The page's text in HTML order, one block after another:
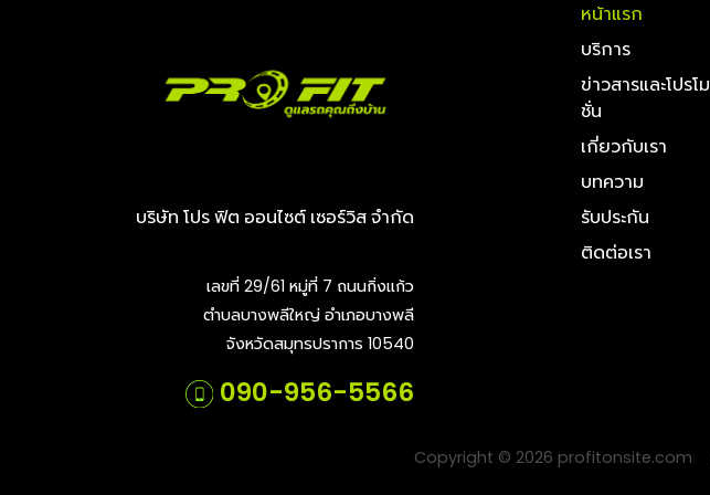
บริษัท โปร ฟิต ออนไซต์ เซอร์วิส จำกัด
เลขที่ 29/61 หมู่ที่ 7 ถนนกิ่งแก้ว
ตำบลบางพลีใหญ่ อำเภอบางพลี
จังหวัดสมุทรปราการ 10540
090-956-5566
หน้าแรก
บริการ
ข่าวสารและโปรโม
ชั่น
เกี่ยวกับเรา
บทความ
รับประกัน
ติดต่อเรา
Copyright © 2026 profitonsite.com